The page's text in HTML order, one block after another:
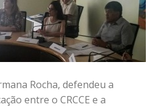
Rocha, defendeu a
entre o CRCCE e a